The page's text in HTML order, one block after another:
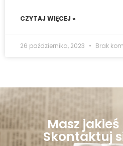
CZYTAJ WIĘCEJ »
26 października, 2023 Brak
Masz
Skontaktuj